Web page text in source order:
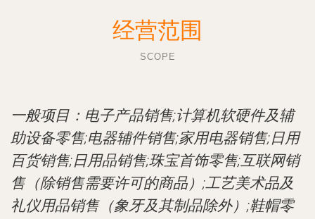
经营范围
SCOPE
一般项目：电子产品销售;计算机软硬件及辅
助设备零售;电器辅件销售;家用电器销售;日用
百货销售;日用品销售;珠宝首饰零售;互联网销
售（除销售需要许可的商品）;工艺美术品及
礼仪用品销售（象牙及其制品除外）;鞋帽零